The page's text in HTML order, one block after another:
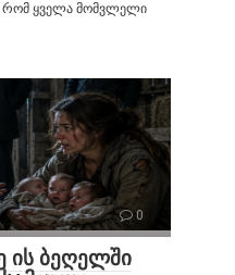
რომ ყველა მომვლელი
0
ის ბეღელში